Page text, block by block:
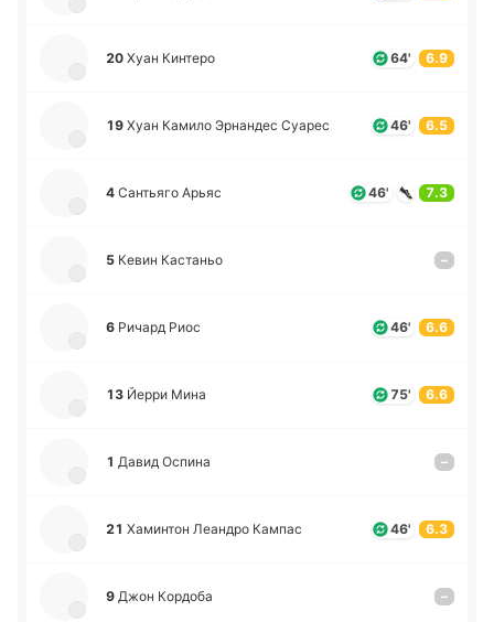
20 Хуан Ки­нте­ро 64' 6.9
19 Хуан Камило Эрна­ндес Суарес 46' 6.5
4 Са­нтья­го Арьяс 46' 7.3
5 Кевин Ка­ста­ньо –
6 Ричард Риос 46' 6.6
13 Йерри Мина 75' 6.6
1 Давид Оспина –
21 Ха­ми­нтон Леа­ндро Кампас 46' 6.3
9 Джон Ко­рдо­ба –